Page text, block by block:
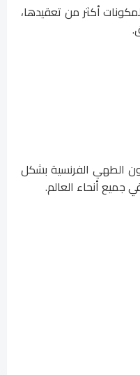
أكثر من تعقيدها،
الطهي الفرنسية بشكل
جميع أنحاء العالم.